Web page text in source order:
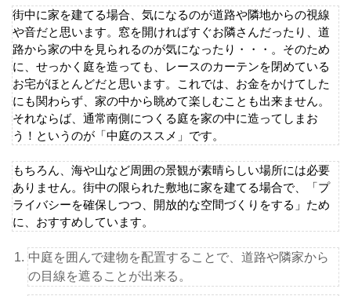
街中に家を建てる場合、気になるのが道路や隣地からの視線
や音だと思います。窓を開ければすぐお隣さんだったり、道
路から家の中を見られるのが気になったり・・・。そのため
に、せっかく庭を造っても、レースのカーテンを閉めている
お宅がほとんどだと思います。これでは、お金をかけてした
にも関わらず、家の中から眺めて楽しむことも出来ません。
それならば、通常南側につくる庭を家の中に造ってしまお
う！というのが「中庭のススメ」です。
もちろん、海や山など周囲の景観が素晴らしい場所には必要
ありません。街中の限られた敷地に家を建てる場合で、「プ
ライバシーを確保しつつ、開放的な空間づくりをする」ため
に、おすすめしています。
中庭を囲んで建物を配置することで、道路や隣家から
の目線を遮ることが出来る。